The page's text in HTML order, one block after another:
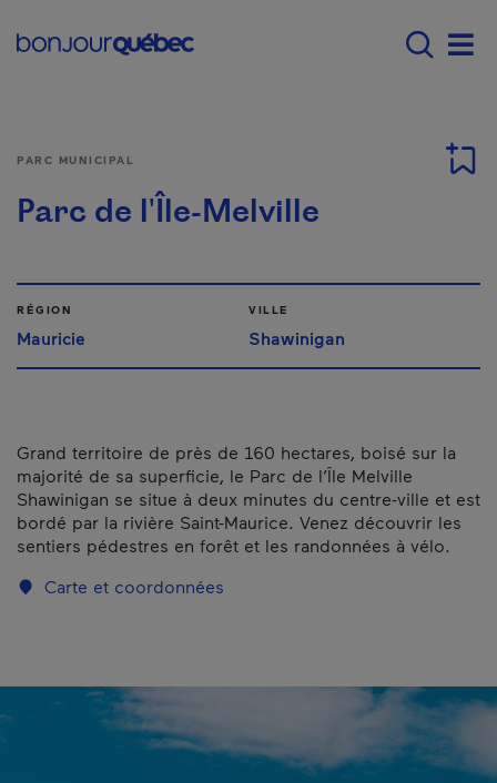
Main navigation -
PARC MUNICIPAL
Parc de l'Île-Melville
RÉGION
Mauricie
VILLE
Shawinigan
Grand territoire de près de 160 hectares, boisé sur la
majorité de sa superficie, le Parc de l’Île Melville
Shawinigan se situe à deux minutes du centre-ville et est
bordé par la rivière Saint-Maurice. Venez découvrir les
sentiers pédestres en forêt et les randonnées à vélo.
Carte et coordonnées